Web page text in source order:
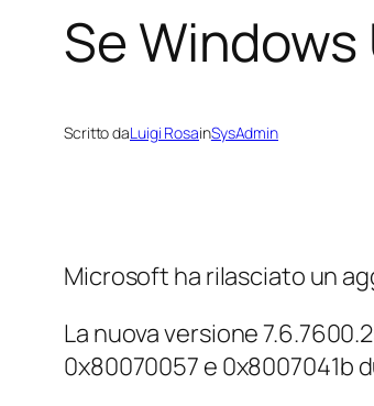
Se
Scritto daLuigi RosainSysAdmin
Microsoft ha rilasciato un
La nuova versione
0x80070057 e 0x8007041b